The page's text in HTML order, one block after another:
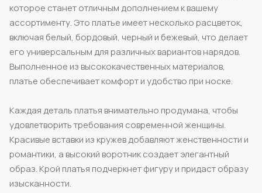
которое станет отличным дополнением к вашему
ассортименту. Это платье имеет несколько расцветок,
включая белый, бордовый, черный и бежевый, что делает
его универсальным для различных вариантов нарядов.
Выполненное из высококачественных материалов,
платье обеспечивает комфорт и удобство при носке.
Каждая деталь платья внимательно продумана, чтобы
удовлетворить требования современной женщины.
Красивые вставки из кружев добавляют женственности и
романтики, а высокий воротник создает элегантный
образ. Крой платья подчеркнет фигуру и придаст образу
изысканности.